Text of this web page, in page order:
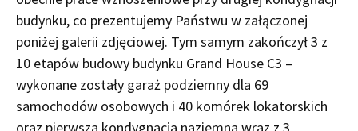
budynku, co prezentujemy Państwu w załączonej
poniżej galerii zdjęciowej. Tym samym zakończył 3 z
10 etapów budowy budynku Grand House C3 –
wykonane zostały garaż podziemny dla 69
samochodów osobowych i 40 komórek lokatorskich
oraz pierwsza kondygnacja naziemna wraz z 3